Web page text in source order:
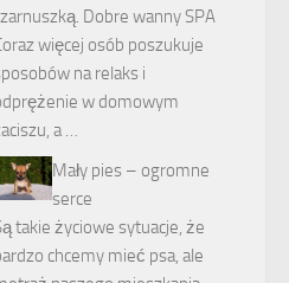
Dobre wanny SPA
więcej osób poszukuje
na relaks i
w domowym
a …
Mały pies – ogromne
serce
takie życiowe sytuacje, że
chcemy mieć psa, ale